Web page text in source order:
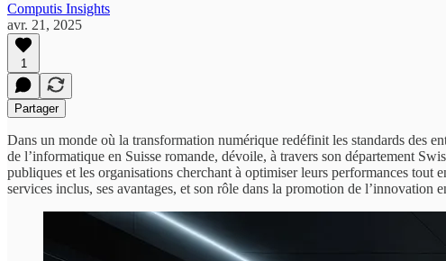
Computis Insights
avr. 21, 2025
1
Partager
Dans un monde où la transformation numérique redéfinit les standards des
de l’informatique en Suisse romande, dévoile, à travers son département
publiques et les organisations cherchant à optimiser leurs performances
services inclus, ses avantages, et son rôle dans la promotion de l’innovation